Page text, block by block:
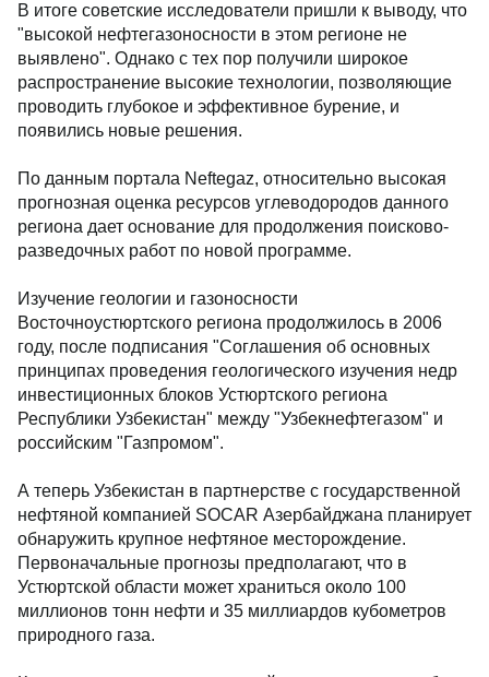
В итоге советские исследователи пришли к выводу, что
"высокой нефтегазоносности в этом регионе не
выявлено". Однако с тех пор получили широкое
распространение высокие технологии, позволяющие
проводить глубокое и эффективное бурение, и
появились новые решения.
По данным портала Neftegaz, относительно высокая
прогнозная оценка ресурсов углеводородов данного
региона дает основание для продолжения поисково-
разведочных работ по новой программе.
Изучение геологии и газоносности
Восточноустюртского региона продолжилось в 2006
году, после подписания "Соглашения об основных
принципах проведения геологического изучения недр
инвестиционных блоков Устюртского региона
Республики Узбекистан" между "Узбекнефтегазом" и
российским "Газпромом".
А теперь Узбекистан в партнерстве с государственной
нефтяной компанией SOCAR Азербайджана планирует
обнаружить крупное нефтяное месторождение.
Первоначальные прогнозы предполагают, что в
Устюртской области может храниться около 100
миллионов тонн нефти и 35 миллиардов кубометров
природного газа.